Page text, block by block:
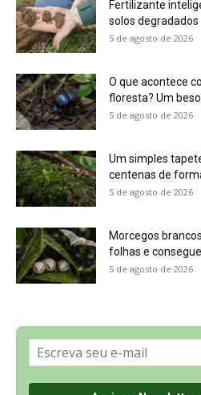
5 de agosto de 2026
Política de Privacidade, LGPD e RGPD
Últimas Notícias